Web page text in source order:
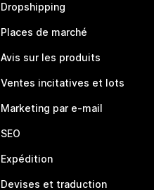
Dropshipping
Places de marché
Avis sur les produits
Ventes incitatives et lots
Marketing par e-mail
SEO
Expédition
Devises et traduction